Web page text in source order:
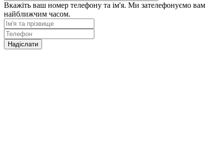
Вкажіть ваш номер телефону та ім'я. Ми зателефонуємо вам
найближчим часом.
Надіслати